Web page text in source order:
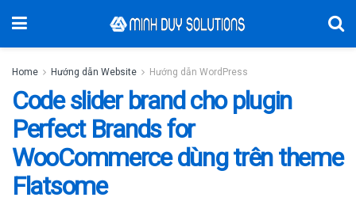
Home Hướng dẫn Website Hướng dẫn WordPress
Code slider brand cho plugin
Perfect Brands for
WooCommerce dùng trên theme
Flatsome